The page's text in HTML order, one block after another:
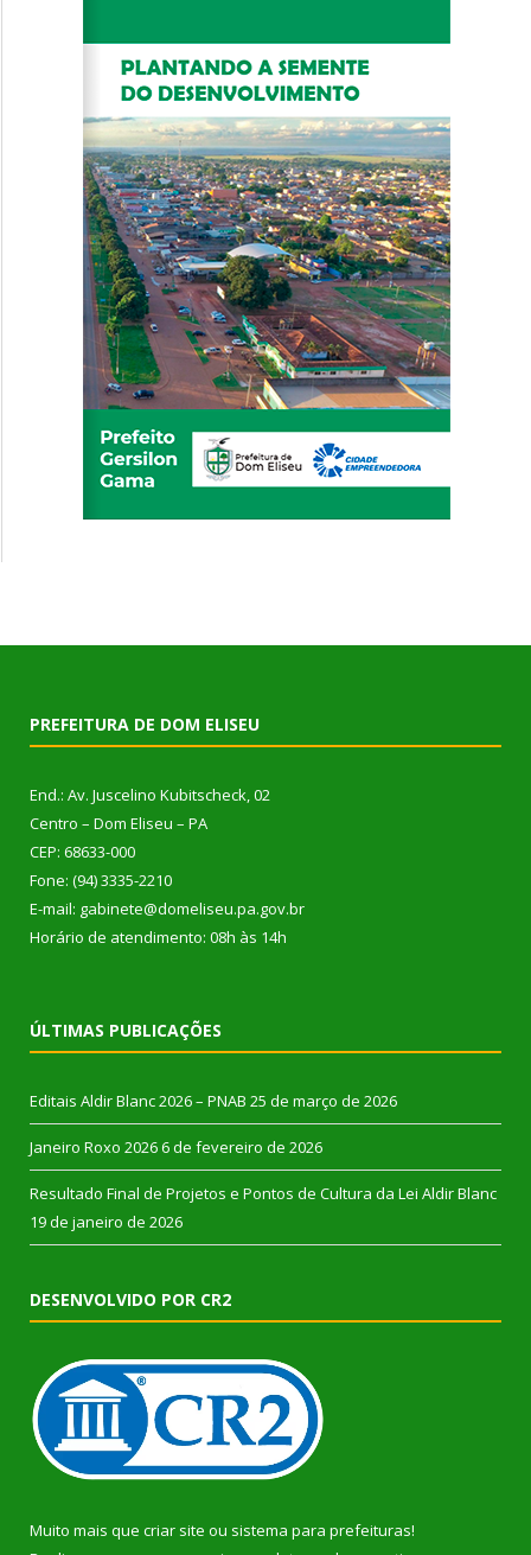
PREFEITURA DE DOM ELISEU
End.: Av. Juscelino Kubitscheck, 02
Centro – Dom Eliseu – PA
CEP: 68633-000
Fone: (94) 3335-2210
E-mail: gabinete@domeliseu.pa.gov.br
Horário de atendimento: 08h às 14h
ÚLTIMAS PUBLICAÇÕES
Editais Aldir Blanc 2026 – PNAB 25 de março de 2026
Janeiro Roxo 2026 6 de fevereiro de 2026
Resultado Final de Projetos e Pontos de Cultura da Lei Aldir Blanc
19 de janeiro de 2026
DESENVOLVIDO POR CR2
Muito mais que criar site ou sistema para prefeituras!